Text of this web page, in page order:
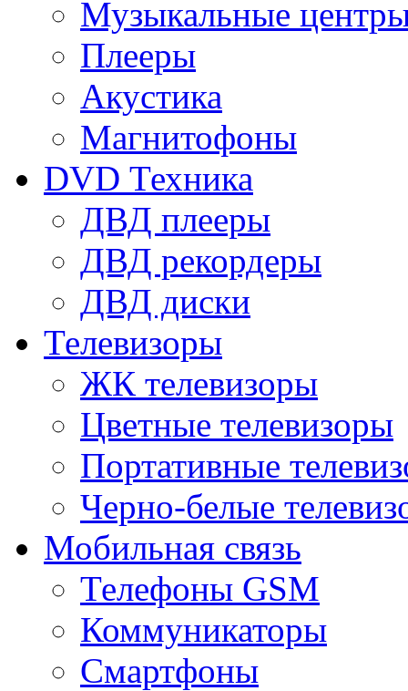
Музыкальные
Плееры
Акустика
Магнитофоны
DVD Техника
ДВД плееры
ДВД рекордеры
ДВД диски
Телевизоры
ЖК телевизоры
Цветные телевизоры
Портативные
Черно-белые
Мобильная связь
Телефоны GSM
Коммуникаторы
Смартфоны